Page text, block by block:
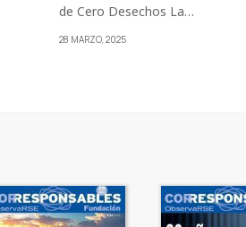
de Cero Desechos La…
28 MARZO, 2025